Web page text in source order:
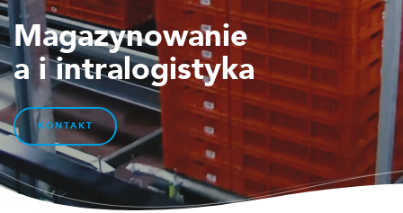
Magazynowanie
a i intralogistyka
KONTAKT